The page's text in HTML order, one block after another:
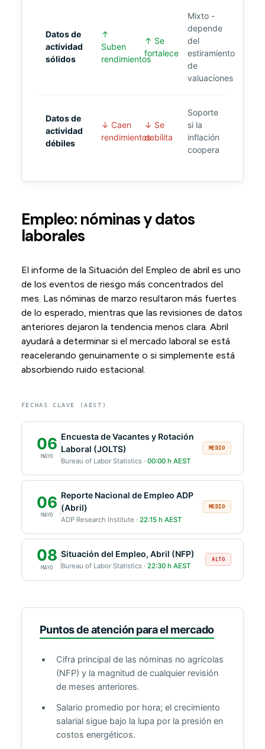
Datos de
actividad
sólidos
↑
Suben
rendimientos
↑ Se
fortalece
Mixto -
depende
del
estiramiento
de
valuaciones
Datos de
actividad
débiles
↓ Caen
rendimientos
↓ Se
debilita
Soporte
si la
inflación
coopera
Empleo: nóminas y datos
laborales
El informe de la Situación del Empleo de abril es uno
de los eventos de riesgo más concentrados del
mes. Las nóminas de marzo resultaron más fuertes
de lo esperado, mientras que las revisiones de datos
anteriores dejaron la tendencia menos clara. Abril
ayudará a determinar si el mercado laboral se está
reacelerando genuinamente o si simplemente está
absorbiendo ruido estacional.
FECHAS CLAVE (AEST)
06
MAYO
Encuesta de Vacantes y Rotación
Laboral (JOLTS)
Bureau of Labor Statistics · 00:00 h AEST
MEDIO
06
MAYO
Reporte Nacional de Empleo ADP
(Abril)
ADP Research Institute · 22:15 h AEST
MEDIO
08
MAYO
Situación del Empleo, Abril (NFP)
Bureau of Labor Statistics · 22:30 h AEST
ALTO
Puntos de atención para el mercado
Cifra principal de las nóminas no agrícolas
(NFP) y la magnitud de cualquier revisión
de meses anteriores.
Salario promedio por hora; el crecimiento
salarial sigue bajo la lupa por la presión en
costos energéticos.